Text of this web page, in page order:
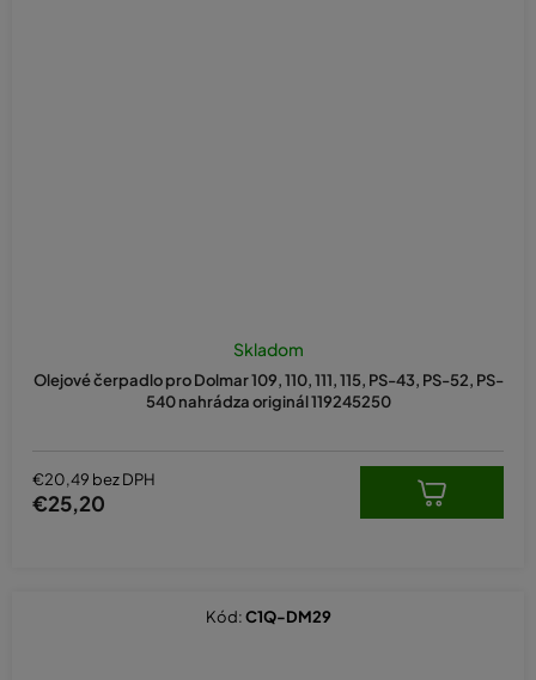
Olejové čerpadlo pro Dolmar 109, 110, 111, 115, PS-43, PS-52, PS-
540 nahrádza originál 119245250
Skladom
€20,49 bez DPH
€25,20
Kód:C1Q-DM29